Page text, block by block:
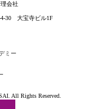
会社
4-30 大宝寺ビル1F
ミー
All Rights Reserved.